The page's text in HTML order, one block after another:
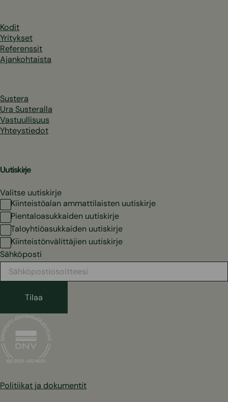
Kodit
Yritykset
Referenssit
Ajankohtaista
Sustera
Ura Susteralla
Vastuullisuus
Yhteystiedot
Uutiskirje
Valitse uutiskirje
Kiinteistöalan ammattilaisten uutiskirje
Pientaloasukkaiden uutiskirje
Taloyhtiöasukkaiden uutiskirje
Kiinteistönvälittäjien uutiskirje
Sähköposti
Politiikat ja dokumentit